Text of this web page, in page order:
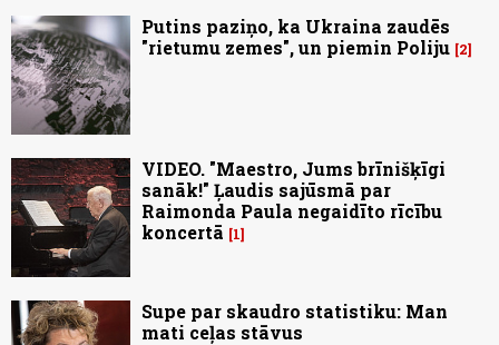
Putins paziņo, ka Ukraina zaudēs
"rietumu zemes", un piemin Poliju 2
VIDEO. "Maestro, Jums brīnišķīgi
sanāk!" Ļaudis sajūsmā par
Raimonda Paula negaidīto rīcību
koncertā
1
Supe par skaudro statistiku: Man
mati ceļas stāvus